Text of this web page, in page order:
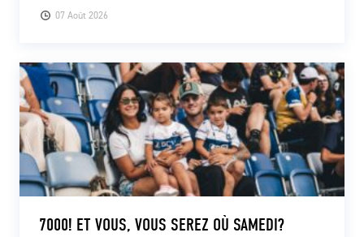
07 Août 2026
7000! ET VOUS, VOUS SEREZ OÙ SAMEDI?